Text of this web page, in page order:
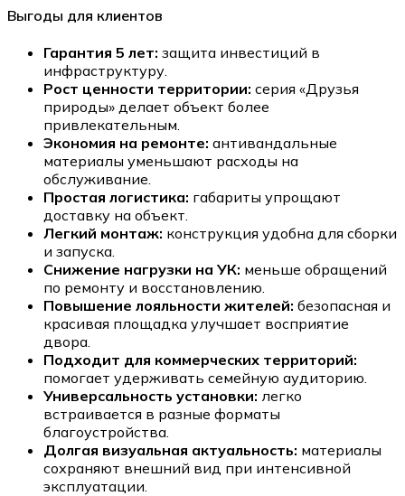
Выгоды для клиентов
Гарантия 5 лет: защита инвестиций в
инфраструктуру.
Рост ценности территории: серия «Друзья
природы» делает объект более
привлекательным.
Экономия на ремонте: антивандальные
материалы уменьшают расходы на
обслуживание.
Простая логистика: габариты упрощают
доставку на объект.
Легкий монтаж: конструкция удобна для сборки
и запуска.
Снижение нагрузки на УК: меньше обращений
по ремонту и восстановлению.
Повышение лояльности жителей: безопасная и
красивая площадка улучшает восприятие
двора.
Подходит для коммерческих территорий:
помогает удерживать семейную аудиторию.
Универсальность установки: легко
встраивается в разные форматы
благоустройства.
Долгая визуальная актуальность: материалы
сохраняют внешний вид при интенсивной
эксплуатации.